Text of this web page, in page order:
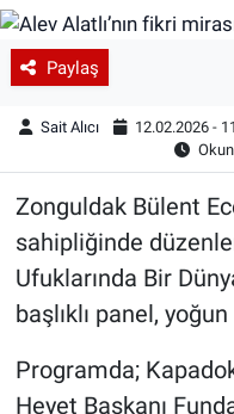
Paylaş
Sait Alıcı 12.02.2026 -
Zonguldak Bülent
sahipliğinde
Ufuklarında Bir
başlıklı panel,
Programda;
Heyet Başkanı